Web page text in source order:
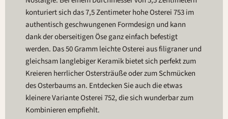
konturiert sich das 7,5 Zentimeter hohe Osterei 753 im
authentisch geschwungenen Formdesign und kann
dank der oberseitigen Öse ganz einfach befestigt
werden. Das 50 Gramm leichte Osterei aus filigraner und
gleichsam langlebiger Keramik bietet sich perfekt zum
Kreieren herrlicher Ostersträuße oder zum Schmücken
des Osterbaums an. Entdecken Sie auch die etwas
kleinere Variante Osterei 752, die sich wunderbar zum
Kombinieren empfiehlt.